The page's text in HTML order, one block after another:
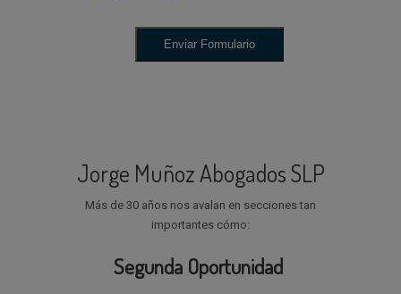
Jorge Muñoz Abogados SLP
Más de 30 años nos avalan en secciones tan
importantes cómo:
Segunda Oportunidad